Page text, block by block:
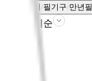
전체보기 필기구 만년필
판매인기순